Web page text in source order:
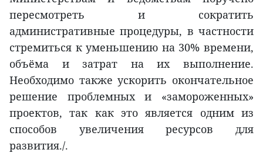
пересмотреть и сократить
административные процедуры, в частности
стремиться к уменьшению на 30% времени,
объёма и затрат на их выполнение.
Необходимо также ускорить окончательное
решение проблемных и «замороженных»
проектов, так как это является одним из
способов увеличения ресурсов для
развития./.